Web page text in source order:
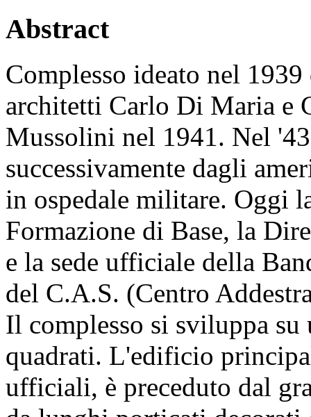
Abstract
Complesso ideato nel
architetti Carlo Di Maria e
Mussolini nel 1941. Nel
successivamente dagli
in ospedale militare. Oggi
Formazione di Base, la
e la sede ufficiale della
del C.A.S. (Centro
Il complesso si sviluppa
quadrati. L'edificio
ufficiali, è preceduto dal